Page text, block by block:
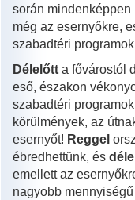
során mindenképpen
még az esernyőkre,
szabadtéri
Délelőtt a fővárostól
eső, északon
szabadtéri
körülmények, az
esernyőt! Reggel
ébredhettünk, és
emellett az
nagyobb